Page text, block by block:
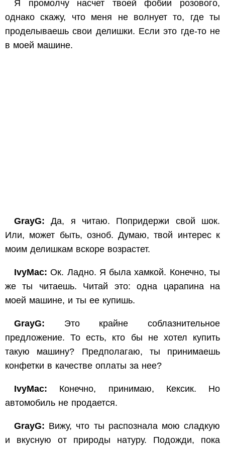
Я промолчу насчет твоей фобии розового,
однако скажу, что меня не волнует то, где ты
проделываешь свои делишки. Если это где-то не
в моей машине.
GrayG:Да, я читаю. Попридержи свой шок.
Или, может быть, озноб. Думаю, твой интерес к
моим делишкам вскоре возрастет.
IvyMac:Ок. Ладно. Я была хамкой. Конечно, ты
же ты читаешь. Читай это: одна царапина на
моей машине, и ты ее купишь.
GrayG: Это крайне соблазнительное
предложение. То есть, кто бы не хотел купить
такую машину? Предполагаю, ты принимаешь
конфетки в качестве оплаты за нее?
IvyMac: Конечно, принимаю, Кексик. Но
автомобиль не продается.
GrayG: Вижу, что ты распознала мою сладкую
и вкусную от природы натуру. Подожди, пока